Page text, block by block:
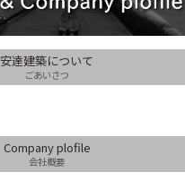
安達建築について
ごあいさつ
Company plofile
会社概要